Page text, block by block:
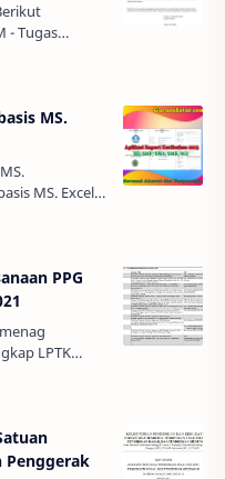
- Tugas
menginput
masih
MS.
MS. Excel -
ibu tetap
siswanya
PPG
LPTK
Tahun
2021
Penggerak